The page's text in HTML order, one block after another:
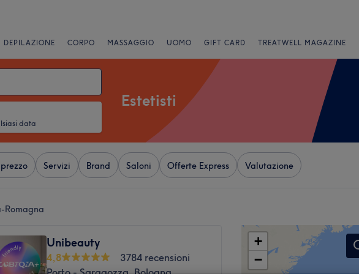
DEPILAZIONE CORPO MASSAGGIO UOMO GIFT CARD TREATWELL MAGAZINE
data
Estetisti
Servizi Brand Saloni Offerte Express Valutazione
Romagna
Unibeauty
4,8
3784 recensioni
+
−